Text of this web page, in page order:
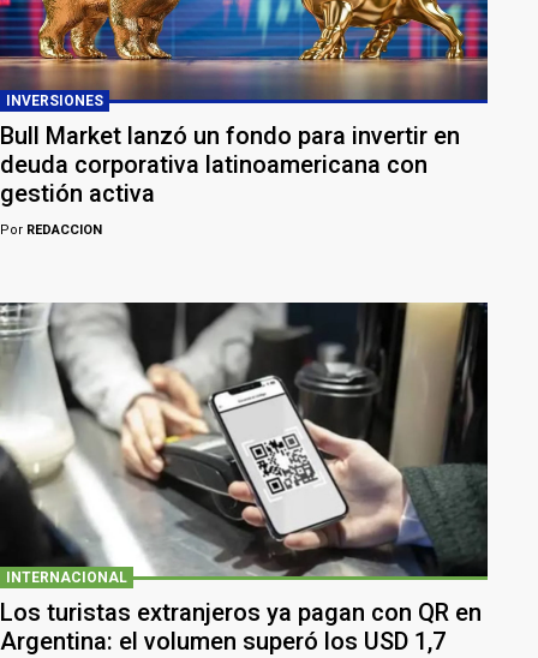
INVERSIONES
Bull Market lanzó un fondo para invertir en
deuda corporativa latinoamericana con
gestión activa
Por REDACCION
INTERNACIONAL
Los turistas extranjeros ya pagan con QR en
Argentina: el volumen superó los USD 1,7